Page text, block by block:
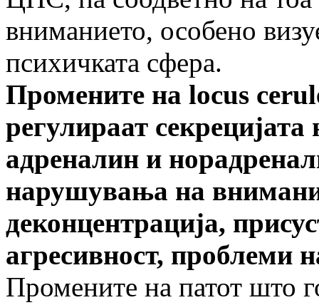
вниманието, особено
психичката сфера.
Промените на locus
регулираат
адреналин и
нарушувања на
деконцентрација,
агресивност, проблеми
Промените на патот што